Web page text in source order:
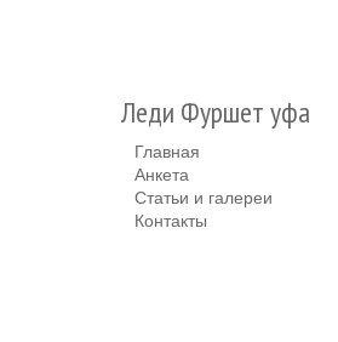
Леди Фуршет уфа
Главная
Анкета
Статьи и галереи
Контакты